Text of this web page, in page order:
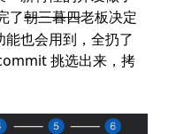
了朝三暮四老板决定
也会用到，全扔了
挑选出来，拷